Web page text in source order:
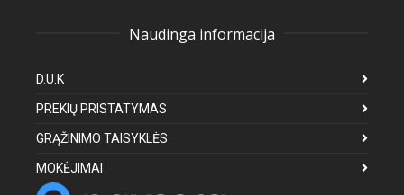
Naudinga informacija
D.U.K
PREKIŲ PRISTATYMAS
GRĄŽINIMO TAISYKLĖS
MOKĖJIMAI